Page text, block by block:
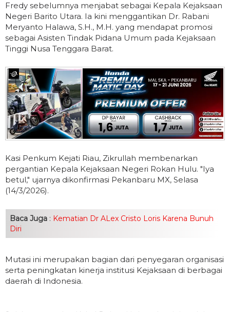
Fredy sebelumnya menjabat sebagai Kepala Kejaksaan
Negeri Barito Utara. Ia kini menggantikan Dr. Rabani
Meryanto Halawa, S.H., M.H. yang mendapat promosi
sebagai Asisten Tindak Pidana Umum pada Kejaksaan
Tinggi Nusa Tenggara Barat.
Kasi Penkum Kejati Riau, Zikrullah membenarkan
pergantian Kepala Kejaksaan Negeri Rokan Hulu. "Iya
betul," ujarnya dikonfirmasi Pekanbaru MX, Selasa
(14/3/2026).
Baca Juga : Kematian Dr ALex Cristo Loris Karena Bunuh
Diri
Mutasi ini merupakan bagian dari penyegaran organisasi
serta peningkatan kinerja institusi Kejaksaan di berbagai
daerah di Indonesia.